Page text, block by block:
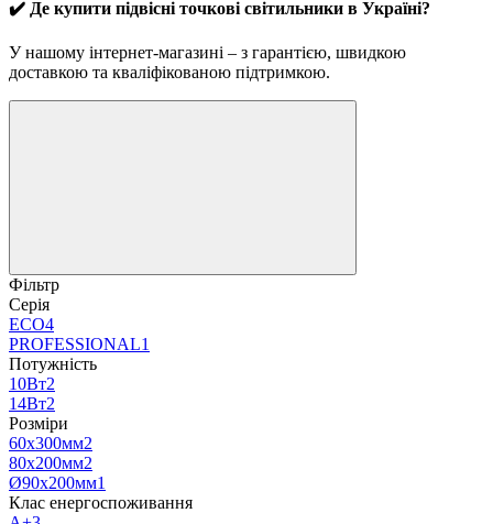
✔️ Де купити підвісні точкові світильники в Україні?
У нашому інтернет-магазині – з гарантією, швидкою
доставкою та кваліфікованою підтримкою.
Фільтр
Серія
ECO4
PROFESSIONAL1
Потужність
10Вт2
14Вт2
Розміри
60х300мм2
80х200мм2
Ø90х200мм1
Клас енергоспоживання